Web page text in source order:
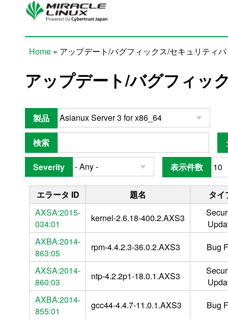
Skip to main content
Home » アップデート/バグフィックス/セキュリティ
アップデート/バグフィッ
製品
検索
Severity 表示件数
エラータ ID 題名
タイ
AXSA:2015-
034:01
kernel-2.6.18-400.2.AXS3
AXBA:2014-
863:05
rpm-4.4.2.3-36.0.2.AXS3
Bug
AXSA:2014-
860:03
ntp-4.2.2p1-18.0.1.AXS3
AXBA:2014-
855:01
gcc44-4.4.7-11.0.1.AXS3
Bug